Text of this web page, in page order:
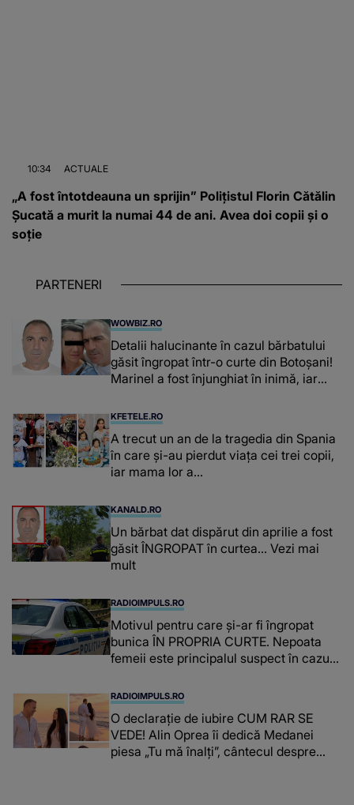
10:34 ACTUALE
„A fost întotdeauna un sprijin” Polițistul Florin Cătălin
Șucată a murit la numai 44 de ani. Avea doi copii și o
soție
PARTENERI
WOWBIZ.RO
Detalii halucinante în cazul bărbatului
găsit îngropat într-o curte din Botoșani!
Marinel a fost înjunghiat în inimă, iar
suspecți
KFETELE.RO
A trecut un an de la tragedia din Spania
în care și-au pierdut viața cei trei copii,
iar mama lor a…
KANALD.RO
Un bărbat dat dispărut din aprilie a fost
găsit ÎNGROPAT în curtea... Vezi mai
mult
RADIOIMPULS.RO
Motivul pentru care și-ar fi îngropat
bunica ÎN PROPRIA CURTE. Nepoata
femeii este principalul suspect în cazul
DE ANCHETATORI a șocat localnicii
RADIOIMPULS.RO
O declarație de iubire CUM RAR SE
VEDE! Alin Oprea îi dedică Medanei
piesa „Tu mă înalți”, cântecul despre